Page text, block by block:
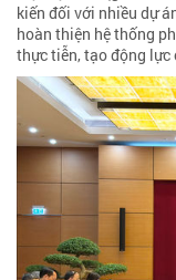
kiến đối với nhiều dự
hoàn thiện hệ thống
thực tiễn, tạo động lực